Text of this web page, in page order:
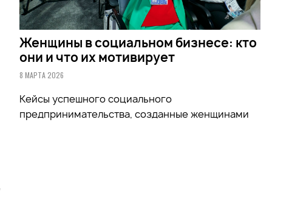
Женщины в социальном бизнесе: кто
они и что их мотивирует
8 МАРТА 2026
Кейсы успешного социального
предпринимательства, созданные женщинами